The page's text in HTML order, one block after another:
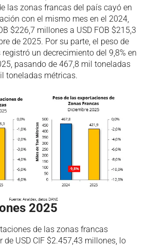
las zonas francas del país cayó en
con el mismo mes en el 2024,
$226,7 millones a USD FOB $215,3
de 2025. Por su parte, el peso de
un decrecimiento del 9,8% en
pasando de 467,8 mil toneladas
toneladas métricas.
2025
de las zonas francas
USD CIF $2.457,43 millones, lo